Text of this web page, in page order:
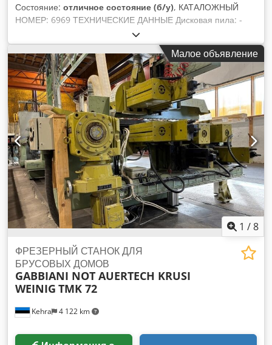
Состояние: отличное состояние (б/у), КАТАЛОЖНЫЙ
НОМЕР: 6969 ТЕХНИЧЕСКИЕ ДАННЫЕ Дисковая пила: -
Максимальный диаметр диска: 300 мм - Шпиндель: 30 мм -
Максимальная высота реза: 60 мм - Регулировка диска
вперед/назад - Двигатель: 2,4 кВт Фрезерный станок:
Шипорезный шпиндель: - Диаметр шпинделя: 40 мм -
Рабочая высота шпинделя: 190 мм - Блокируемый
шпиндель - Максимальный диаметр фрезы: 360 мм -
Двигатель: 7,5 кВт - 2 режима скорости - Прижим заготовки -
Боковой стол регулируется вверх/вниз, вперед/назад
Dksdpfx Ahszc Iv Djlor - Угольник - Выдвижная опора из
стола - Ручная подача стола - Диаметр патрубков для
аспирации: 80 мм, 160 мм - Размеры (Д/Ш/В):
1910x1960x1800 мм - Вес: 830 кг – Польское производство
– Техническая документация (DTR) – Верхняя панель
управления – Б/у шипорезка, в очень хорошем состоянии
Цена нетто: 13 900 PLN Цена нетто: 3 300 EUR Нетто цена
рассчитана по курсу 4,2 PLN/EUR (при значительных
Малое объявление
1 /8
Kehra 4 122 km
ФРЕЗЕРНЫЙ СТАНОК ДЛЯ
БРУСОВЫХ ДОМОВ
GABBIANI NOT AUERTECH KRUSI
WEINIG TMK 72